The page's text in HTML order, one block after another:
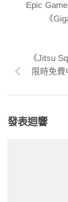
Epic
《
《Jitsu
限時免
發表迴響